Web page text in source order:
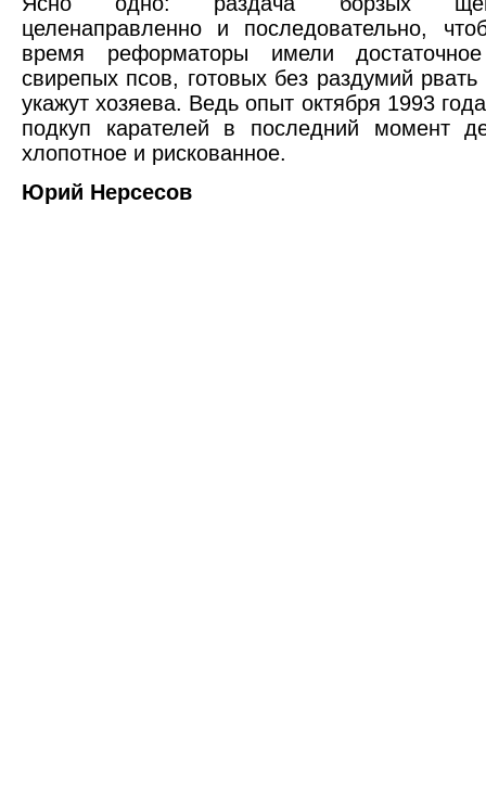
целенаправленно и последовательно,
время реформаторы имели достаточное
свирепых псов, готовых без раздумий рвать
укажут хозяева. Ведь опыт октября 1993
подкуп карателей в последний момент
хлопотное и рискованное.
Юрий Нерсесов